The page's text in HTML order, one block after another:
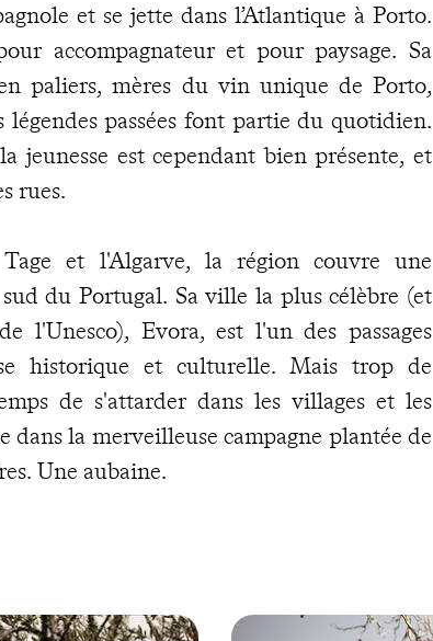
et se jette dans l’Atlantique à Porto.
accompagnateur et pour paysage. Sa
paliers, mères du vin unique de Porto,
légendes passées font partie du quotidien.
jeunesse est cependant bien présente, et
rues.
et l'Algarve, la région couvre une
du Portugal. Sa ville la plus célèbre (et
l'Unesco), Evora, est l'un des passages
historique et culturelle. Mais trop de
de s'attarder dans les villages et les
dans la merveilleuse campagne plantée de
Une aubaine.